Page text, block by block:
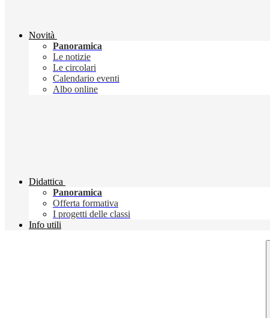
Novità
Panoramica
Le notizie
Le circolari
Calendario eventi
Albo online
Didattica
Panoramica
Offerta formativa
I progetti delle classi
Info utili